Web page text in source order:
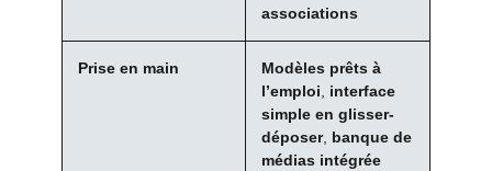
associations
Prise en main
Modèles prêts à
l’emploi
interface
simple en glisser-
déposer, banque de
médias intégrée